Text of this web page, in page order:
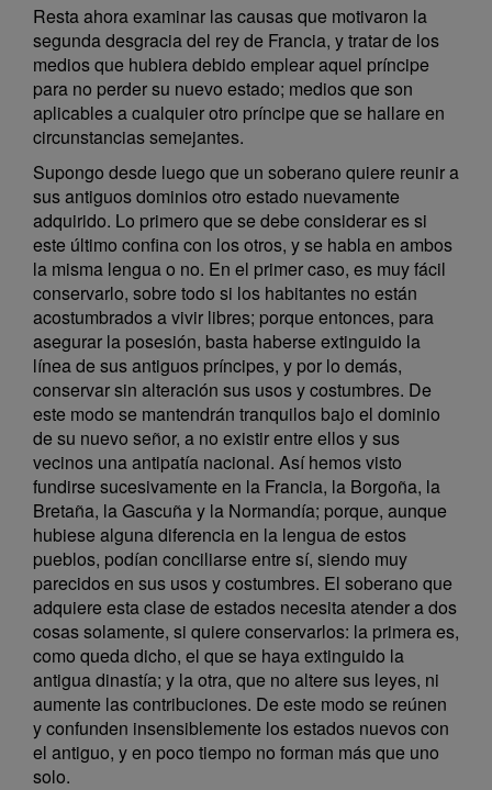
Resta ahora examinar las causas que motivaron la
segunda desgracia del rey de Francia, y tratar de los
medios que hubiera debido emplear aquel príncipe
para no perder su nuevo estado; medios que son
aplicables a cualquier otro príncipe que se hallare en
circunstancias semejantes.
Supongo desde luego que un soberano quiere reunir a
sus antiguos dominios otro estado nuevamente
adquirido. Lo primero que se debe considerar es si
este último confina con los otros, y se habla en ambos
la misma lengua o no. En el primer caso, es muy fácil
conservarlo, sobre todo si los habitantes no están
acostumbrados a vivir libres; porque entonces, para
asegurar la posesión, basta haberse extinguido la
línea de sus antiguos príncipes, y por lo demás,
conservar sin alteración sus usos y costumbres. De
este modo se mantendrán tranquilos bajo el dominio
de su nuevo señor, a no existir entre ellos y sus
vecinos una antipatía nacional. Así hemos visto
fundirse sucesivamente en la Francia, la Borgoña, la
Bretaña, la Gascuña y la Normandía; porque, aunque
hubiese alguna diferencia en la lengua de estos
pueblos, podían conciliarse entre sí, siendo muy
parecidos en sus usos y costumbres. El soberano que
adquiere esta clase de estados necesita atender a dos
cosas solamente, si quiere conservarlos: la primera es,
como queda dicho, el que se haya extinguido la
antigua dinastía; y la otra, que no altere sus leyes, ni
aumente las contribuciones. De este modo se reúnen
y confunden insensiblemente los estados nuevos con
el antiguo, y en poco tiempo no forman más que uno
solo.